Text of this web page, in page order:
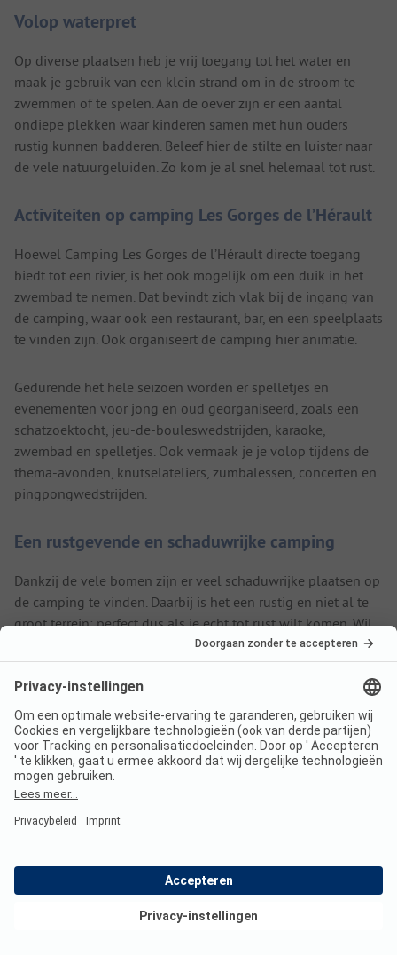
Volop waterpret
Op diverse plaatsen heb je vrij toegang tot het water en
maak je gebruik van een klein strand om in de stroom te
zwemmen of te spelen. Aan de oever zijn er een aantal
ondiepe plekken waar kinderen samen met hun ouders
rustig kunnen badderen. Beleef hier de stilte en luister naar
de vele natuurgeluiden. Zo kom je al snel helemaal tot rust.
Activiteiten op camping Les Gorges de l’Hérault
Hoewel Camping Les Gorges de l’Hérault directe toegang
biedt tot een rivier, is het ook mogelijk om een duik in het
zwembad te nemen. Dat bevindt zich vlak bij de ingang van
de camping, waar ook een restaurant, bar, en een speelplaats
te vinden zijn. Ook organiseert de camping hier animatie.
Gedurende het hele seizoen worden er spelletjes en
evenementen voor jong en oud georganiseerd, zoals een
schatzoektocht, jeu-de-bouleswedstrijden, karaoke,
zwembad en spelletjes. Ook vermaak je je volop tijdens de
thema-avonden, knutselateliers, zumbalessen, concerten en
pingpongwedstrijden.
Een rustgevende en schaduwrijke camping
Dankzij de vele bomen zijn er veel schaduwrijke plaatsen op
de camping te vinden. Daarbij is het een rustig en niet al te
groot terrein: perfect dus als je echt tot rust wilt komen. Wil
je toch iets meer meekrijgen van de levendige sfeer en
dichter bij de animatie zijn? Huur dan een plaats bij de
ingang van de camping.
Kies voor een actieve vakantie bij camping Les
Gorges de l’Hérault
De mooie natuur en de rivier de Hérault bieden de perfecte
omgeving voor een actieve vakantie midden in de natuur bij
uit in de zon. Bezoek de indrukwekkende grotten in de regio
manier om de regio te bezichtigen is met de fiets of
Bekijk deals